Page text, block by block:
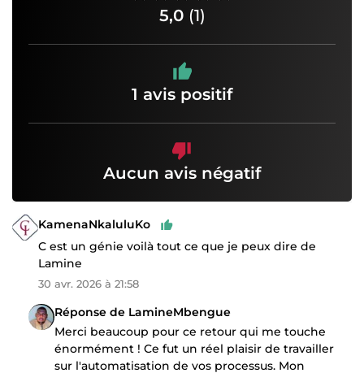
5,0 (1)
1 avis positif
Aucun avis négatif
KamenaNkaluluKo
C est un génie voilà tout ce que je peux dire de
Lamine
30 avr. 2026 à 21:58
Réponse de LamineMbengue
Merci beaucoup pour ce retour qui me touche
énormément ! Ce fut un réel plaisir de travailler
sur l'automatisation de vos processus. Mon